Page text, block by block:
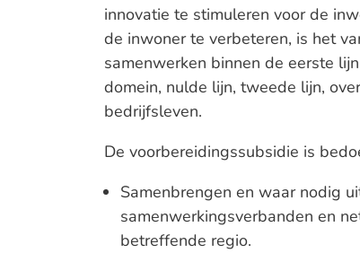
innovatie te stimuleren voor de
de inwoner te verbeteren, is het
samenwerken binnen de eerste
domein, nulde lijn, tweede lijn,
bedrijfsleven.
De voorbereidingssubsidie is
Samenbrengen en waar nodig
samenwerkingsverbanden en
betreffende regio.